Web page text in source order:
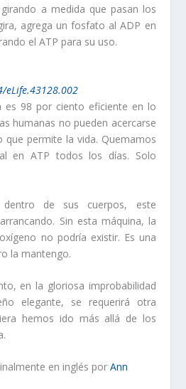
a medida que pasan los
agrega un fosfato al ADP en
el ATP para su uso.
eLife.43128.002
es 98 por ciento eficiente en lo
humanas no pueden acercarse
permite la vida. Quemamos
en ATP todos los días. Solo
de sus cuerpos, este
Sin esta máquina, la
no podría existir. Es una
la mantengo.
en la gloriosa improbabilidad
elegante, se requerirá otra
hemos ido más allá de los
en inglés porAnn